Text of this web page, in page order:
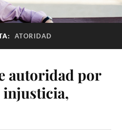
ATORIDAD
autoridad por
injusticia,